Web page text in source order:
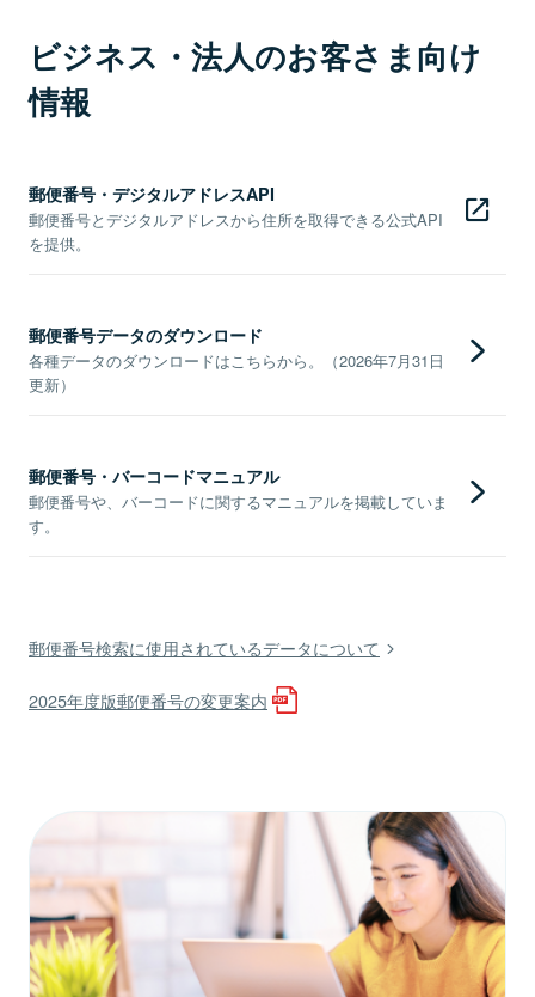
ビジネス・法人のお客さま向け
情報
郵便番号・デジタルアドレスAPI
郵便番号とデジタルアドレスから住所を取得できる公式API
を提供。
郵便番号データのダウンロード
各種データのダウンロードはこちらから。（2026年7月31日
更新）
郵便番号・バーコードマニュアル
郵便番号や、バーコードに関するマニュアルを掲載していま
す。
郵便番号検索に使用されているデータについて
2025年度版郵便番号の変更案内